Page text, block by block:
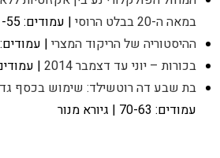
במאה ה-20 בבלט הרוסי
| עמודים: 51-55 | אורי גרשון
ההיסטוריה של הריקוד המצרי | עמודים: 56-57 | שרון טוראל
בכורות – יוני עד דצמבר 2014
| עמודים: 58-62 |
בת שבע דה רוטשילד: שימוש בכסף
עמודים: 70-63 | גיורא מנור